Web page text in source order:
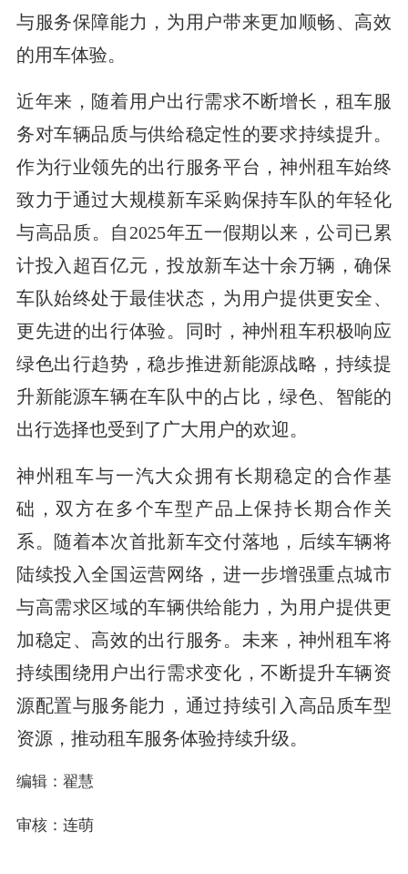
与服务保障能力，为用户带来更加顺畅、高效
的用车体验。
近年来，随着用户出行需求不断增长，租车服
务对车辆品质与供给稳定性的要求持续提升。
作为行业领先的出行服务平台，神州租车始终
致力于通过大规模新车采购保持车队的年轻化
与高品质。自2025年五一假期以来，公司已累
计投入超百亿元，投放新车达十余万辆，确保
车队始终处于最佳状态，为用户提供更安全、
更先进的出行体验。同时，神州租车积极响应
绿色出行趋势，稳步推进新能源战略，持续提
升新能源车辆在车队中的占比，绿色、智能的
出行选择也受到了广大用户的欢迎。
神州租车与一汽大众拥有长期稳定的合作基
础，双方在多个车型产品上保持长期合作关
系。随着本次首批新车交付落地，后续车辆将
陆续投入全国运营网络，进一步增强重点城市
与高需求区域的车辆供给能力，为用户提供更
加稳定、高效的出行服务。未来，神州租车将
持续围绕用户出行需求变化，不断提升车辆资
源配置与服务能力，通过持续引入高品质车型
资源，推动租车服务体验持续升级。
编辑：翟慧
审核：连萌